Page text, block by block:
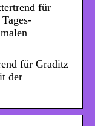
für
für Graditz
der